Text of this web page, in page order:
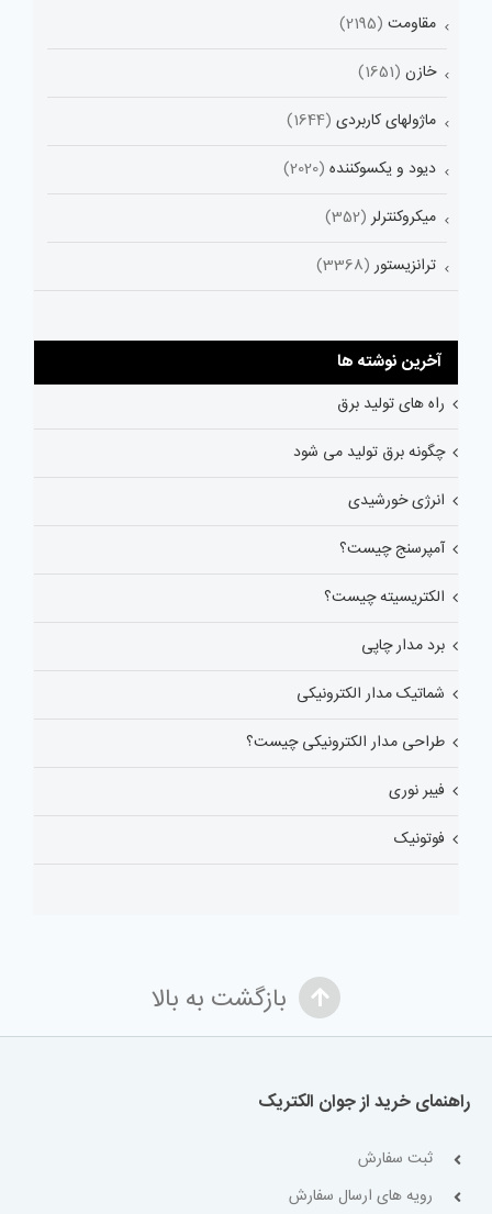
مقاومت (2195)
خازن (1651)
ماژولهای کاربردی (1644)
دیود و یکسوکننده (2020)
میکروکنترلر (352)
ترانزیستور (3368)
آخرین نوشته ها
راه های تولید برق
چگونه برق تولید می شود
انرژی خورشیدی
آمپرسنج چیست؟
الکتریسیته چیست؟
برد مدار چاپی
شماتیک مدار الکترونیکی
طراحی مدار الکترونیکی چیست؟
فیبر نوری
فوتونیک
بازگشت به بالا
راهنمای خرید از جوان الکتریک
ثبت سفارش
رویه های ارسال سفارش